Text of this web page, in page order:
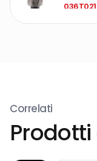
036T021
Correlati